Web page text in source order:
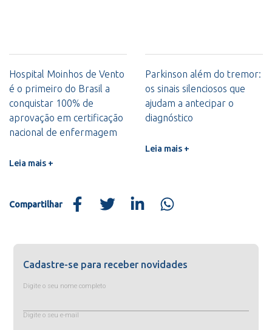
Hospital Moinhos de Vento
é o primeiro do Brasil a
conquistar 100% de
aprovação em certificação
nacional de enfermagem
Leia mais +
Parkinson além do tremor:
os sinais silenciosos que
ajudam a antecipar o
diagnóstico
Leia mais +
Compartilhar
Cadastre-se para receber novidades
Digite o seu nome completo
Digite o seu e-mail